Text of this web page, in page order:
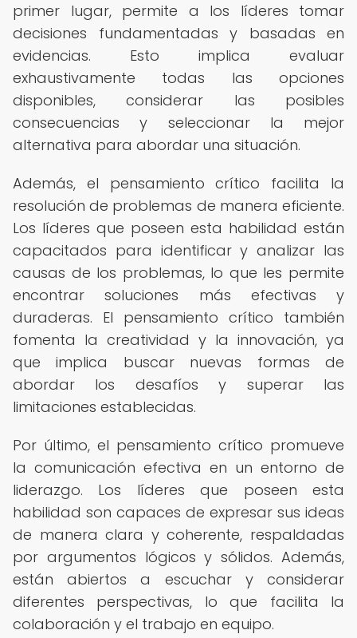
primer lugar, permite a los líderes tomar
decisiones fundamentadas y basadas en
evidencias. Esto implica evaluar
exhaustivamente todas las opciones
disponibles, considerar las posibles
consecuencias y seleccionar la mejor
alternativa para abordar una situación.
Además, el pensamiento crítico facilita la
resolución de problemas de manera eficiente.
Los líderes que poseen esta habilidad están
capacitados para identificar y analizar las
causas de los problemas, lo que les permite
encontrar soluciones más efectivas y
duraderas. El pensamiento crítico también
fomenta la creatividad y la innovación, ya
que implica buscar nuevas formas de
abordar los desafíos y superar las
limitaciones establecidas.
Por último, el pensamiento crítico promueve
la comunicación efectiva en un entorno de
liderazgo. Los líderes que poseen esta
habilidad son capaces de expresar sus ideas
de manera clara y coherente, respaldadas
por argumentos lógicos y sólidos. Además,
están abiertos a escuchar y considerar
diferentes perspectivas, lo que facilita la
colaboración y el trabajo en equipo.